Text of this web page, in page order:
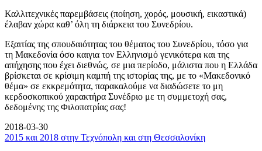
Καλλιτεχνικές παρεμβάσεις (ποίηση, χορός, μουσική, εικαστικά)
έλαβαν χώρα καθ’ όλη τη διάρκεια του Συνεδρίου.
Εξαιτίας της σπουδαιότητας του θέματος του Συνεδρίου, τόσο για
τη Μακεδονία όσο καιγια τον Ελληνισμό γενικότερα και της
απήχησης που έχει διεθνώς, σε μια περίοδο, μάλιστα που η Ελλάδα
βρίσκεται σε κρίσιμη καμπή της ιστορίας της, με το «Μακεδονικό
θέμα» σε εκκρεμότητα, παρακαλούμε να διαδώσετε το μη
κερδοσκοπικού χαρακτήρα Συνέδριο με τη συμμετοχή σας,
δεδομένης της Φιλοπατρίας σας!
2018-03-30
2015 και 2018 στην Τεχνόπολη και στη Θεσσαλονίκη